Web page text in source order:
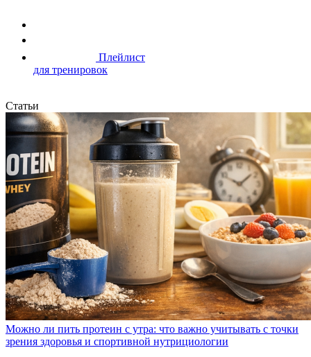
Плейлист
для тренировок
Статьи
Можно ли пить протеин с утра: что важно учитывать с точки
зрения здоровья и спортивной нутрициологии